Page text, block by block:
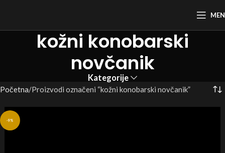
kožni konobarski
novčanik
Kategorije
Početna Proizvodi označeni “kožni konobarski novčanik”
-9%